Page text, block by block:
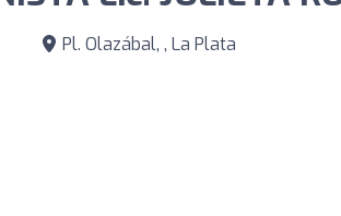
Pl. Olazábal, , La Plata